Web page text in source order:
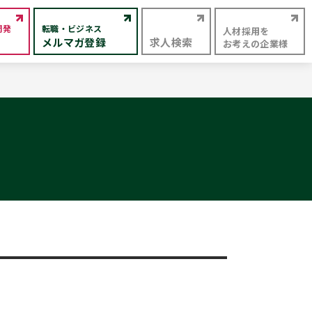
発 転職・ビジネス
メルマガ登録 求人検索
人材採用を
お考えの企業様